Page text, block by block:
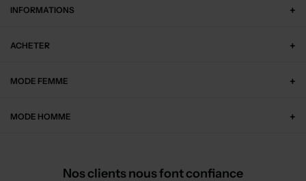
INFORMATIONS
ACHETER
MODE FEMME
MODE HOMME
Nos clients nous font confiance